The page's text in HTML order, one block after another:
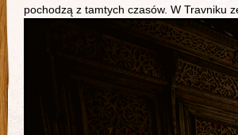
pochodzą z tamtych czasów. W Travniku